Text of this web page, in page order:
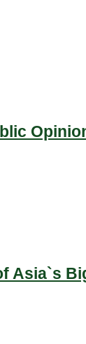
Asia`s